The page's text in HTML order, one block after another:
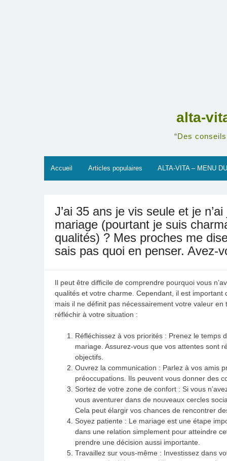
alta-
“Des
Accueil Articles populaires ALTA-VITA – MENU
J’ai 35 ans je vis seule et je
mariage (pourtant je suis
qualités) ? Mes proches me
sais pas quoi en penser. Avez-
Il peut être difficile de comprendre pourquoi vous
qualités et votre charme. Cependant, il est
mais il ne définit pas nécessairement votre valeur
réfléchir à votre situation :
Réfléchissez à vos priorités : Prenez le temps
mariage. Assurez-vous que vos attentes sont
objectifs.
Ouvrez la communication : Parlez à vos amis
préoccupations. Ils peuvent vous donner des
Sortez de votre zone de confort : Si vous
vous aventurer dans de nouveaux cercles
Cela peut élargir vos chances de rencontrer
Soyez patiente : Le mariage est une étape
dans une relation simplement pour atteindre
prendre une décision aussi importante.
Travaillez sur vous-même : Investissez dans